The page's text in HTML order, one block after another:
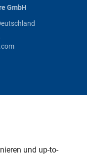
GmbH
und up-to-